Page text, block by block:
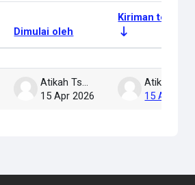
Dimulai oleh
Kiriman terakhir
Atikah Tsary
15 Apr 2026
15 Apr